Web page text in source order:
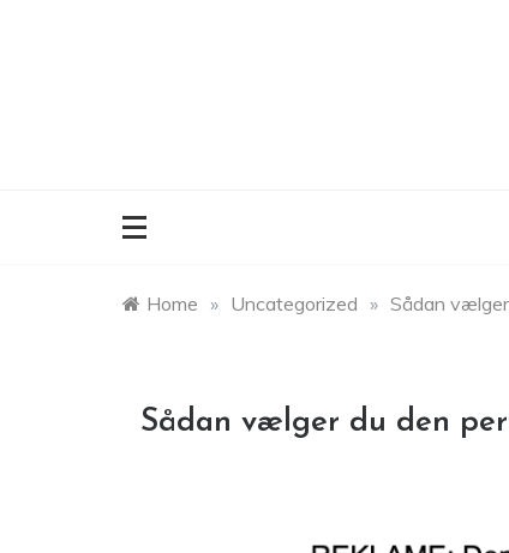
Home » Uncategorized » Sådan
Sådan vælger du den